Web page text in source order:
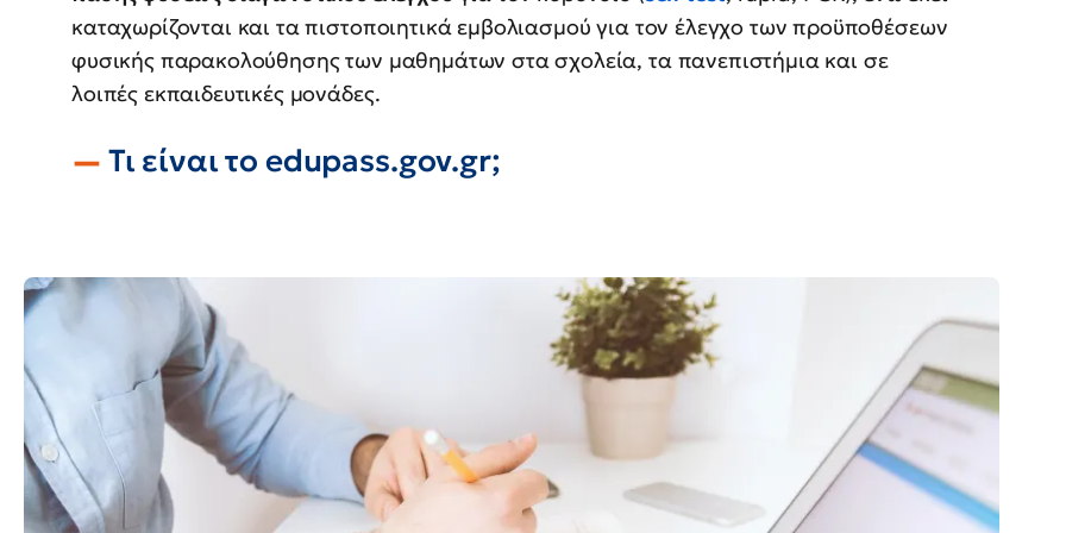
καταχωρίζονται και τα πιστοποιητικά εμβολιασμού για τον έλεγχο των προϋποθέσεων
φυσικής παρακολούθησης των μαθημάτων στα σχολεία, τα πανεπιστήμια και σε
λοιπές εκπαιδευτικές μονάδες.
Τι είναι το edupass.gov.gr;